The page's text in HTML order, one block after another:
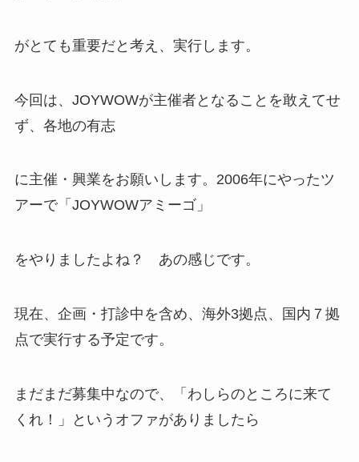
がとても重要だと考え、実行します。
今回は、JOYWOWが主催者となることを敢えてせ
ず、各地の有志
に主催・興業をお願いします。2006年にやったツ
アーで「JOYWOWアミーゴ」
をやりましたよね？ あの感じです。
現在、企画・打診中を含め、海外3拠点、国内７拠
点で実行する予定です。
まだまだ募集中なので、「わしらのところに来て
くれ！」というオファがありましたら